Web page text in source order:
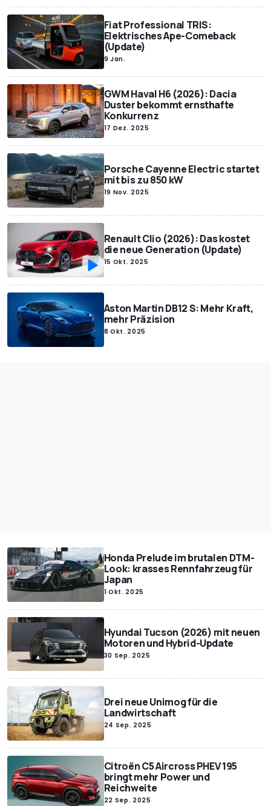
Fiat Professional TRIS:
Elektrisches Ape-Comeback
(Update)
9 Jan.
GWM Haval H6 (2026): Dacia
Duster bekommt ernsthafte
Konkurrenz
17 Dez. 2025
Porsche Cayenne Electric startet
mit bis zu 850 kW
19 Nov. 2025
Renault Clio (2026): Das kostet
die neue Generation (Update)
15 Okt. 2025
Aston Martin DB12 S: Mehr Kraft,
mehr Präzision
8 Okt. 2025
Honda Prelude im brutalen DTM-
Look: krasses Rennfahrzeug für
Japan
1 Okt. 2025
Hyundai Tucson (2026) mit neuen
Motoren und Hybrid-Update
30 Sep. 2025
Drei neue Unimog für die
Landwirtschaft
24 Sep. 2025
Citroën C5 Aircross PHEV 195
bringt mehr Power und
Reichweite
22 Sep. 2025